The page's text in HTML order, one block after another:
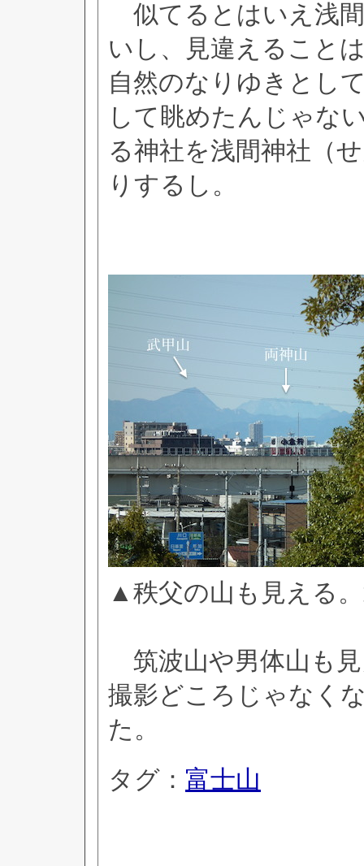
似てるとはいえ浅
いし、見違えること
自然のなりゆきとし
して眺めたんじゃな
る神社を浅間神社（
りするし。
▲秩父の山も見える
筑波山や男体山も
撮影どころじゃなく
た。
タグ： 富士山